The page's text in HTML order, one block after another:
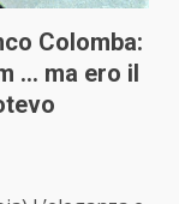
Colomba:
… ma ero il